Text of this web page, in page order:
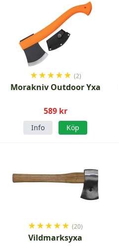
★★★★★ (2)
Morakniv Outdoor Yxa
589 kr
Info Köp
★★★★★ (20)
Vildmarksyxa